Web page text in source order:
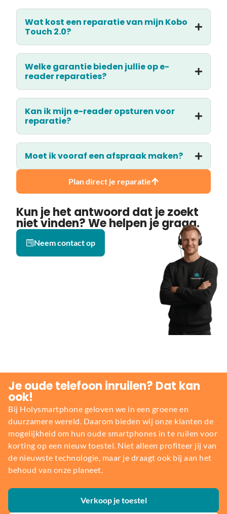
Wat kost een reparatie van mijn Kobo
Touch 2.0?
Welke garantie bieden jullie op e-
reader reparaties?
Kan ik mijn e-reader opsturen voor
reparatie?
Moet ik vooraf een afspraak maken?
Plan direct je reparatie
Kun je het antwoord dat je zoekt
niet vinden? We helpen je graag.
Neem contact op
Je oude telefoon inruilen? Dat kan
ook!
Bij Holysmartphone geloven we in een groene en
duurzamere wereld. Daarom bieden wij onze klanten de
mogelijkheid om hun oude smartphones in te ruilen voor
korting op een nieuw toestel. Niet alleen profiteer jij van
de nieuwste technologie, maar je draagt ook bij aan het
behoud van onze planeet.
Verkoop je toestel